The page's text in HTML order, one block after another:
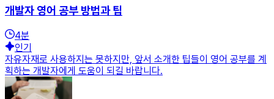
개발자 영어 공부 방법과 팁
4분
인기
자유자재로 사용하지는 못하지만, 앞서 소개한 팁들이 영어 공부를 계
획하는 개발자에게 도움이 되길 바랍니다.